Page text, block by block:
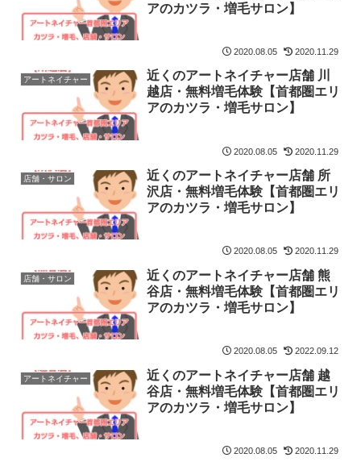
アのカツラ・増毛サロン】
2020.08.05 2020.11.29
アートネイチャー
近くのアートネイチャー店舗 川
越店・無料増毛体験【首都圏エリ
アのカツラ・増毛サロン】
2020.08.05 2020.11.29
店舗・サロン
近くのアートネイチャー店舗 所
沢店・無料増毛体験【首都圏エリ
アのカツラ・増毛サロン】
2020.08.05 2020.11.29
店舗・サロン
近くのアートネイチャー店舗 熊
谷店・無料増毛体験【首都圏エリ
アのカツラ・増毛サロン】
2020.08.05 2022.09.12
アートネイチャー
近くのアートネイチャー店舗 越
谷店・無料増毛体験【首都圏エリ
アのカツラ・増毛サロン】
2020.08.05 2020.11.29